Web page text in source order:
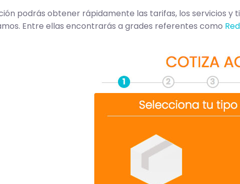
podrás obtener rápidamente las tarifas, los servicios
Entre ellas encontrarás a grades referentes como